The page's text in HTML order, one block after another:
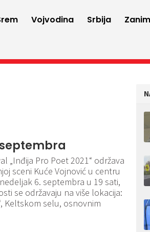
Vojvodina Srbija
septembra
„Inđija Pro Poet 2021“ održava
sceni Kuće Vojnović u centru
6. septembra u 19 sati,
se održavaju na više lokacija:
Keltskom selu, osnovnim